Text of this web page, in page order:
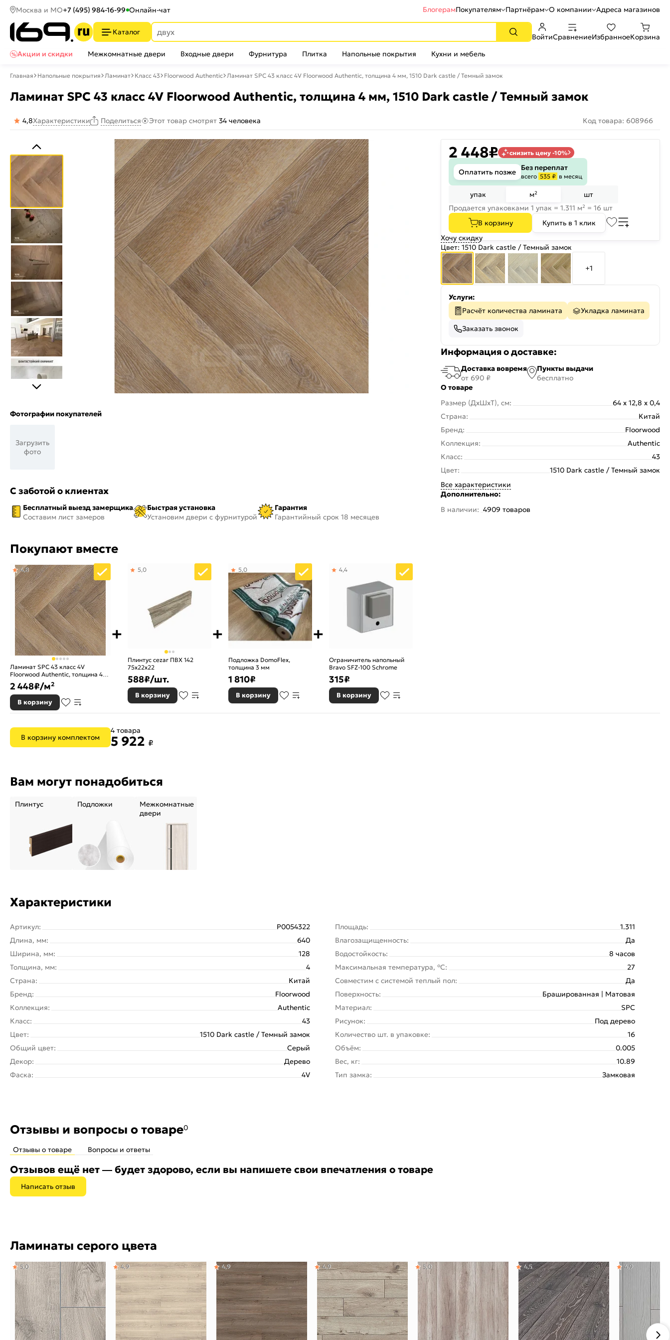
Москва и МО+7 (495) 984-16-99 Онлайн-чат БлогерамПокупателям Партнёрам О компании Адреса магазинов
Каталог
ВойтиСравнениеИзбранноеКорзина
Акции и скидки
Межкомнатные двери Входные двери Фурнитура Плитка Напольные покрытия Кухни и мебель
Главная Напольные покрытия Ламинат Класс 43 Floorwood Authentic Ламинат SPC 43 класс 4V Floorwood Authentic, толщина 4 мм, 1510 Dark castle / Темный замок
Ламинат SPC 43 класс 4V Floorwood Authentic, толщина 4 мм, 1510 Dark castle / Темный замок
4,8Характеристики Поделиться Этот товар смотрят 34 человека Код товара: 608966
Фотографии покупателей
Загрузить
фото
С заботой о клиентах
Бесплатный выезд замерщика
Составим лист замеров
Быстрая установка
Установим двери с фурнитурой
Гарантия
Гарантийный срок 18 месяцев
2 448₽ снизить цену -10%
Оплатить позже Без переплат
всего 535 ₽ в месяц
упак м²
шт
Продается упаковками 1 упак = 1.311 м² = 16 шт
В корзину
Купить в 1 клик
Хочу скидку
Цвет: 1510 Dark castle / Темный замок
+1
Услуги:
Расчёт количества ламината
Укладка ламината
Заказать звонок
Информация о доставке:
Доставка вовремя
от 690 ₽
Пункты выдачи
бесплатно
О товаре
Размер (ДxШxТ), см:
64 x 12,8 x 0,4
Страна:
Китай
Бренд:
Floorwood
Коллекция:
Authentic
Класс:
43
Цвет:
1510 Dark castle / Темный замок
Все характеристики
Дополнительно:
В наличии: 4909 товаров
Покупают вместе
Ламинат SPC 43 класс 4V
Floorwood Authentic, толщина 4
мм, 1510 Dark castle / Темный
замок
4,8
2 448₽/м²
В корзину
Плинтус cezar ПВХ 142
75x22x22
5,0
588₽/шт.
В корзину
Подложка DomoFlex,
толщина 3 мм
5,0
1 810₽
В корзину
Ограничитель напольный
Bravo SFZ-100 Schrome
4,4
315₽
В корзину
В корзину комплектом
4 товара
5 922 ₽
Вам могут понадобиться
Плинтус Подложки
Межкомнатные
двери
Характеристики
Артикул:
Р0054322
Длина, мм:
640
Ширина, мм:
128
Толщина, мм:
4
Страна:
Китай
Бренд:
Floorwood
Коллекция:
Authentic
Класс:
43
Цвет:
1510 Dark castle / Темный замок
Общий цвет:
Серый
Декор:
Дерево
Фаска:
4V
Площадь:
1.311
Влагозащищенность:
Да
Водостойкость:
8 часов
Максимальная температура, °C:
27
Совместим с системой теплый пол:
Да
Поверхность:
Брашированная | Матовая
Материал:
SPC
Рисунок:
Под дерево
Количество шт. в упаковке:
16
Объём:
0.005
Вес, кг:
10.89
Тип замка:
Замковая
Отзывы и вопросы о товаре0
Отзывы о товаре Вопросы и ответы
Отзывов ещё нет — будет здорово, если вы напишете свои впечатления о товаре
Написать отзыв
Ламинаты серого цвета
5,0 4,9 4,9 4,9 5,0 4,5 4,9